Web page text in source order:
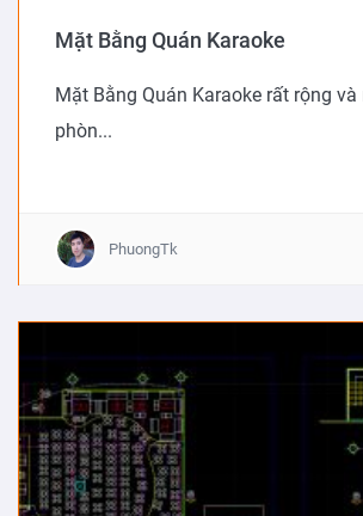
Mặt Bằng Quán Karaoke
Mặt Bằng Quán Karaoke rất rộng và
phòn...
PhuongTk